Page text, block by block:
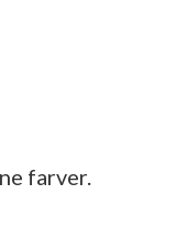
farver.